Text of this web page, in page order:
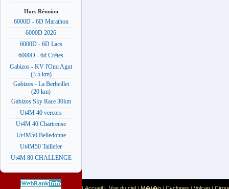
Hors Réunion
6000D - 6D Marathon
6000D 2026
6000D - 6D Lacs
6000D - 6d Crêtes
Gabizos - KV l'Omi Agut
(3.5 km)
Gabizos - La Berbeillet
(20 km)
Gabizos Sky Race 30km
Ut4M 40 vercors
Ut4M 40 Chartreuse
Ut4M50 Belledonne
Ut4M50 Taillefer
Ut4M 80 CHALLENGE